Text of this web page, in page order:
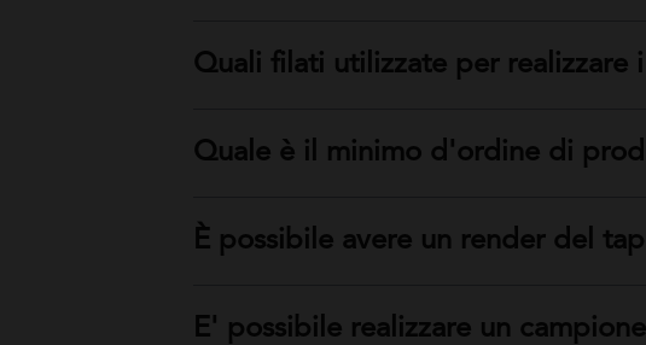
Quali filati utilizzate per realizzare
Quale è il minimo d'ordine di
È possibile avere un render del
E' possibile realizzare un